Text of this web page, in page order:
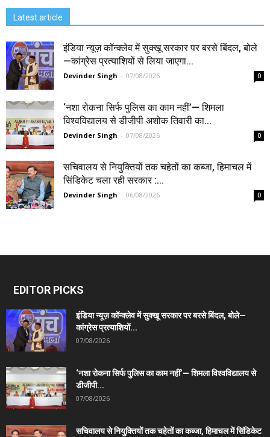
Latest article
इंडिया न्यूज़ कॉन्क्लेव में सुक्खू सरकार पर बरसे बिंदल, बोले
—कांग्रेस प्रत्याशियों से लिया जाएगा...
Devinder Singh - 07/08/2026 0
‘नशा रोकना सिर्फ पुलिस का काम नहीं’— शिमला
विश्वविद्यालय से डीजीपी अशोक तिवारी का...
Devinder Singh - 07/08/2026 0
सचिवालय से नियुक्तियों तक चहेतों का कब्जा, हिमाचल में
सिंडिकेट चला रही सरकार :...
Devinder Singh - 06/08/2026 0
EDITOR PICKS
इंडिया न्यूज़ कॉन्क्लेव में सुक्खू सरकार पर बरसे बिंदल, बोले—
कांग्रेस प्रत्याशियों...
07/08/2026
‘नशा रोकना सिर्फ पुलिस का काम नहीं’— शिमला विश्वविद्यालय से
डीजीपी...
07/08/2026
सचिवालय से नियुक्तियों तक चहेतों का कब्जा, हिमाचल में सिंडिकेट